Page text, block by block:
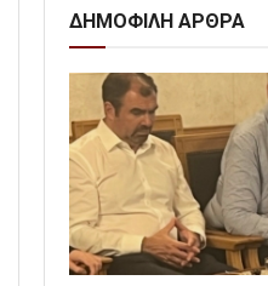
ΔΗΜΟΦΙΛΗ ΑΡΘΡΑ